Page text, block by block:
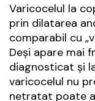
Varicocelul la
prin dilatarea
comparabil cu
Deși apare mai
diagnosticat și
varicocelul nu
netratat poate